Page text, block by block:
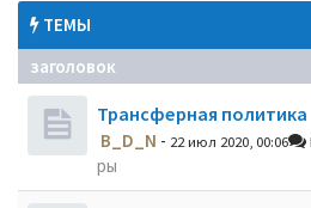
ТЕМЫ
заголовок
Трансферная политика
B_D_N - 22 июл 2020, 00:06
ры